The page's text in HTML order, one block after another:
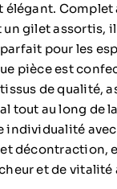
Complet
un gilet assortis,
pour les
pièce est
de qualité,
tout au long de
individualité
décontraction,
et de vitalité